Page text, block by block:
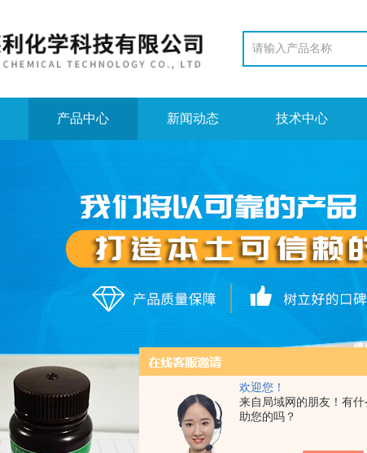
欢迎您！
来自局域网的朋友！有
助您的吗？
产品中心 新闻动态 技术中心